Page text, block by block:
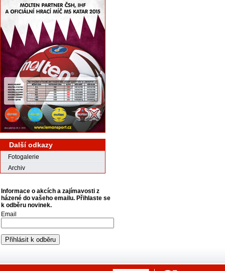
Další odkazy
Fotogalerie
Archiv
Informace o akcích a zajímavosti z
házené do vašeho emailu. Přihlaste se
k odběru novinek.
Email